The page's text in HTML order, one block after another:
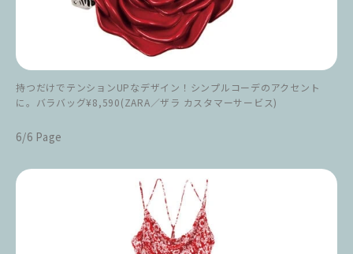
持つだけでテンションUPなデザイン！シンプルコーデのアクセント
に。バラバッグ¥8,590(ZARA／ザラ カスタマーサービス)
6/6 Page